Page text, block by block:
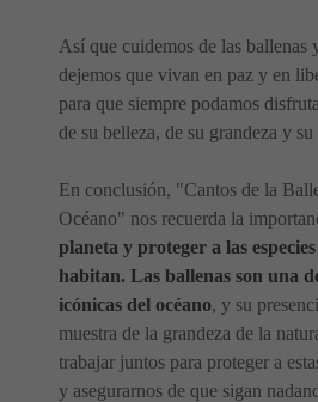
Así que cuidemos de las ballenas
dejemos que vivan en paz y en
para que siempre podamos
de su belleza, de su grandeza y su
En conclusión, "Cantos de la
Océano" nos recuerda la
planeta y proteger a las
habitan. Las ballenas son una
icónicas del océano, y su
muestra de la grandeza de la
trabajar juntos para proteger a
y asegurarnos de que sigan